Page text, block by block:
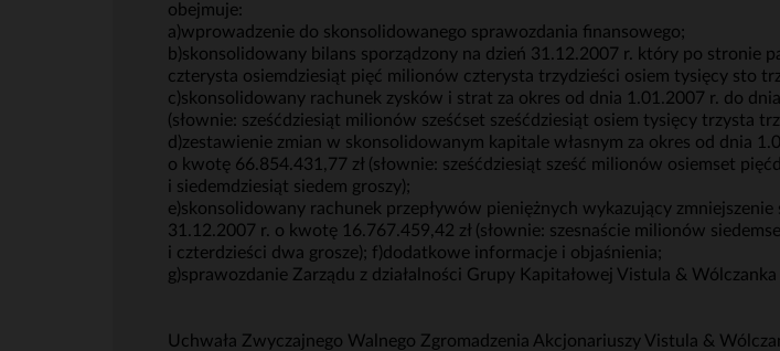
obejmuje:
a)wprowadzenie do skonsolidowanego sprawozdania finansowego;
b)skonsolidowany bilans sporządzony na dzień 31.12.2007 r. który po stronie
czterysta osiemdziesiąt pięć milionów czterysta trzydzieści osiem tysięcy sto
c)skonsolidowany rachunek zysków i strat za okres od dnia 1.01.2007 r. do
(słownie: sześćdziesiąt milionów sześćset sześćdziesiąt osiem tysięcy trzysta
d)zestawienie zmian w skonsolidowanym kapitale własnym za okres od dnia
o kwotę 66.854.431,77 zł (słownie: sześćdziesiąt sześć milionów osiemset
i siedemdziesiąt siedem groszy);
e)skonsolidowany rachunek przepływów pieniężnych wykazujący
31.12.2007 r. o kwotę 16.767.459,42 zł (słownie: szesnaście milionów
i czterdzieści dwa grosze); f)dodatkowe informacje i objaśnienia;
g)sprawozdanie Zarządu z działalności Grupy Kapitałowej Vistula &
Uchwała Zwyczajnego Walnego Zgromadzenia Akcjonariuszy Vistula &